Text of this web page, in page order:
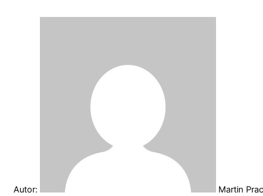
Autor: Martin